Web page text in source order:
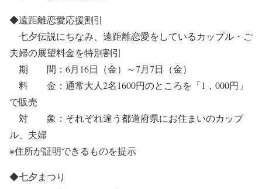
◆遠距離恋愛応援割引
七夕伝説にちなみ、遠距離恋愛をしているカップル・ご
夫婦の展望料金を特別割引
期 間：6月16日（金）～7月7日（金）
料 金：通常大人2名1600円のところを「1，000円」
で販売
対 象：それぞれ違う都道府県にお住まいのカップ
ル、夫婦
※住所が証明できるものを提示
◆七夕まつり